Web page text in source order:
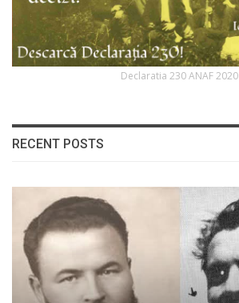
Declaratia 230 ANAF 2020
RECENT POSTS